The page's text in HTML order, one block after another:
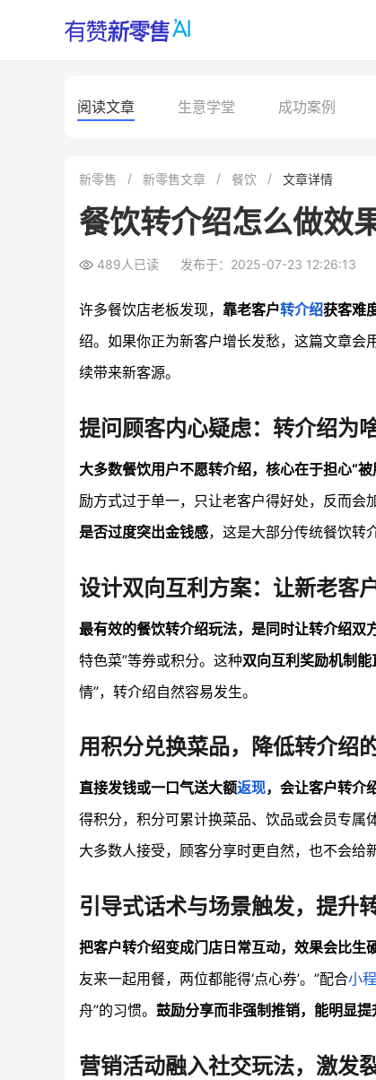
阅读文章 生意学堂 成功案例
新零售 新零售文章 餐饮 文章详情
餐饮转介绍怎么做效
489人已读 发布于：2025-07-23 12:26:13
许多餐饮店老板发现， 靠老客户转介绍获客难
绍。如果你正为新客户增长发愁，这篇文章会
续带来新客源。
提问顾客内心疑虑：转介绍为
大多数餐饮用户不愿转介绍，核心在于担心“
励方式过于单一，只让老客户得好处，反而会
是否过度突出金钱感，这是大部分传统餐饮转
设计双向互利方案：让新老客
最有效的餐饮转介绍玩法，是同时让转介绍双
特色菜”等券或积分。这种双向互利奖励机制
情”，转介绍自然容易发生。
用积分兑换菜品，降低转介绍
直接发钱或一口气送大额返现，会让客户转介
得积分，积分可累计换菜品、饮品或会员专属
大多数人接受，顾客分享时更自然，也不会给
引导式话术与场景触发，提升
把客户转介绍变成门店日常互动，效果会比生
友来一起用餐，两位都能得‘点心券’。”配合小
舟”的习惯。 鼓励分享而非强制推销，能明显提
营销活动融入社交玩法，激发